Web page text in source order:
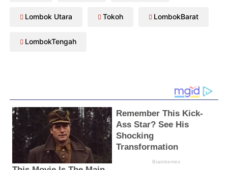
Lombok Utara Tokoh LombokBarat
LombokTengah